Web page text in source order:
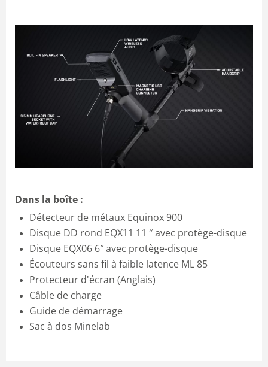
Dans la boîte :
Détecteur de métaux Equinox 900
Disque DD rond EQX11 11 ″ avec protège-disque
Disque EQX06 6″ avec protège-disque
Écouteurs sans fil à faible latence ML 85
Protecteur d'écran (Anglais)
Câble de charge
Guide de démarrage
Sac à dos Minelab